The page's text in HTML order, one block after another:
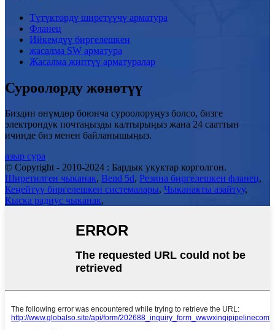
Түтүктөрдү ширетүүчү арматура
Фланец
Ийкемдүү биргелешкен
жасалма SW арматура
Жасалма жиптүү арматуралар
Суроолорду жөнөтүү
Биздин өнүмдөр боюнча суроолоруңуз болсо, бизге
электрондук почтаңызды калтырыңыз жана 24 сааттын
ичинде биз менен байланышыңыз.
азыр сура
© Copyright - 2010-2024 : Бардык укуктар корголгон.
Ширетилген чыканак, Bend 5d, Резина биргелешкен фланец,
Кеңейтүү биргелешкен системалары, Чыканакты азайтуу,
Кыска радиус чыканак,